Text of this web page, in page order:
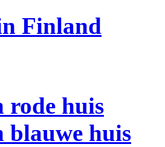
Finland
rode huis
blauwe huis